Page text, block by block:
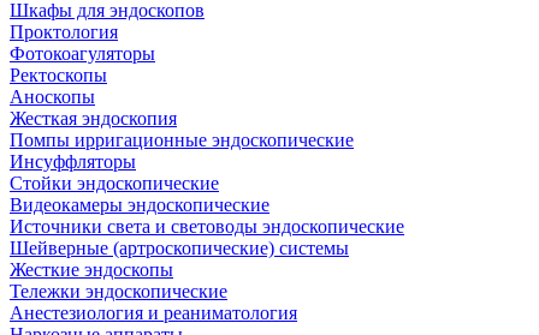
Шкафы для эндоскопов
Проктология
Фотокоагуляторы
Ректоскопы
Аноскопы
Жесткая эндоскопия
Помпы ирригационные эндоскопические
Инсуффляторы
Стойки эндоскопические
Видеокамеры эндоскопические
Источники света и световоды эндоскопические
Шейверные (артроскопические) системы
Жесткие эндоскопы
Тележки эндоскопические
Анестезиология и реаниматология